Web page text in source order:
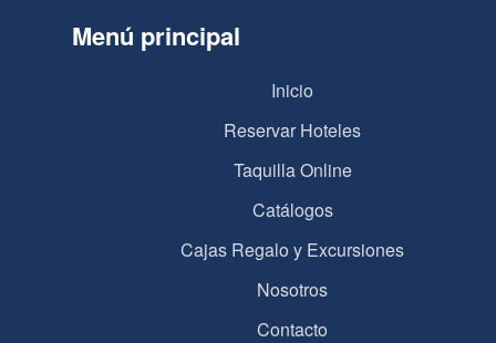
Menú principal
Inicio
Reservar Hoteles
Taquilla Online
Catálogos
Cajas Regalo y Excursiones
Nosotros
Contacto